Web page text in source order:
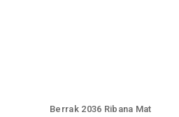
Berrak 2036 Ribana Mat